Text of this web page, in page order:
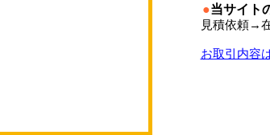
●当サイト
見積依頼→
お取引内容